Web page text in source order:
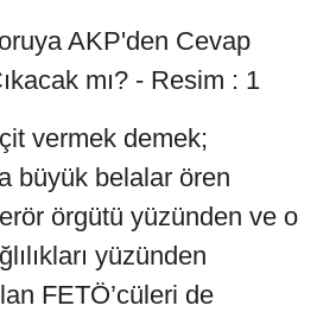
vermek demek;
büyük belalar ören
örgütü yüzünden ve o
yüzünden
FETÖ’cüleri de